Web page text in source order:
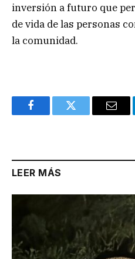
inversión a futuro que
de vida de las personas
la comunidad.
FacebookTwitter
LEER MÁS